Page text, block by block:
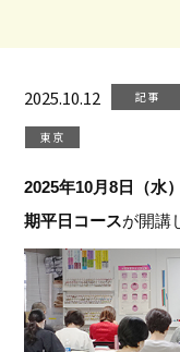
2025.10.12 記事
東京
2025年10月8日（水）
期平日コースが開講